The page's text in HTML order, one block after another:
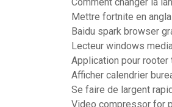
Mettre fortnite en
Baidu spark browser
Lecteur windows
Application pour rooter
Afficher calendrier
Se faire de largent
Video compressor for